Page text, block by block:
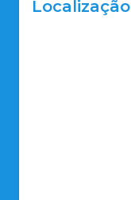
Localização